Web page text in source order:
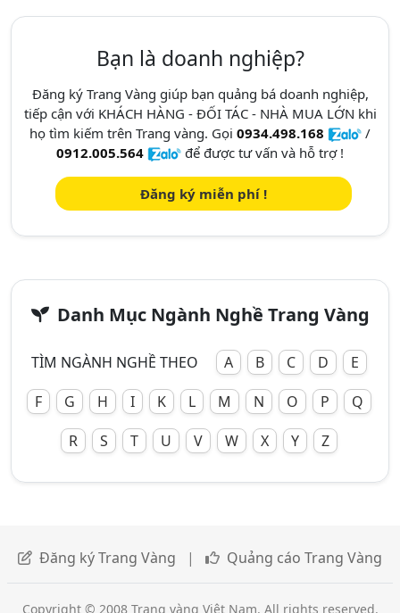
Bạn là doanh nghiệp?
Đăng ký Trang Vàng giúp bạn quảng bá doanh nghiệp,
tiếp cận với KHÁCH HÀNG - ĐỐI TÁC - NHÀ MUA LỚN khi
họ tìm kiếm trên Trang vàng. Gọi 0934.498.168
/
0912.005.564
để được tư vấn và hỗ trợ !
Đăng ký miễn phí !
Danh Mục Ngành Nghề Trang Vàng
TÌM NGÀNH NGHỀ THEO A B C D
E
F
G H I K L M N O P
Q
R
S T U V W X Y Z
Đăng ký Trang Vàng | Quảng cáo Trang Vàng
Copyright © 2008 Trang vàng Việt Nam. All rights reserved.